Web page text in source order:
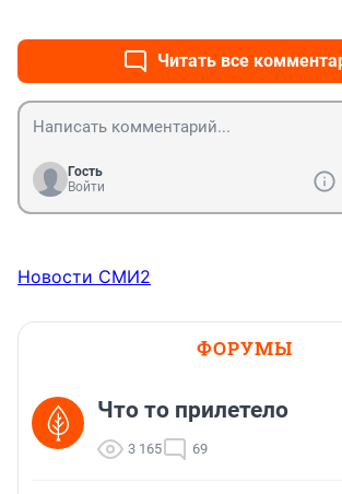
Читать все
Гость
Войти
Новости СМИ2
ФОРУМЫ
Что то прилетело
3 165 69